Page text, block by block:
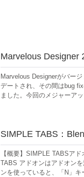
Marvelous Designer
Marvelous Designerがバー
デートされ、その間はbug
ました。今回のメジャーア
SIMPLE TABS：
【概要】SIMPLE TABSア
TABS アドオンはアドオン
ンを使っていると、「N」